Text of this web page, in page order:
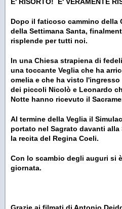
Dopo il faticoso cammino della
della Settimana Santa,
risplende per tutti noi.
In una Chiesa strapiena di
una toccante Veglia che ha
omelia e che ha visto
dei piccoli Nicolò e Leonardo
Notte hanno ricevuto il
Al termine della Veglia il
portato nel Sagrato davanti
la recita del Regina Coeli.
Con lo scambio degli auguri si
giornata.
Grazie ai filmati di Antonio